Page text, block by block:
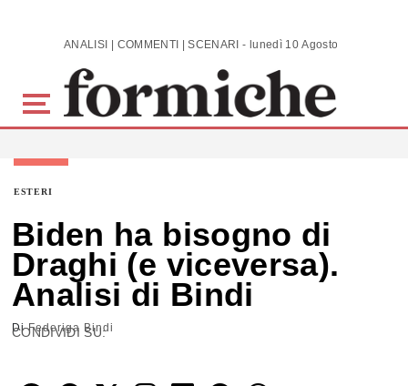
Skip to main content ANALISI | COMMENTI | SCENARI - lunedì 10 Agosto 2026
ESTERI
Biden ha bisogno di
Draghi (e viceversa).
Analisi di Bindi
DiFederiga Bindi
CONDIVIDI SU: